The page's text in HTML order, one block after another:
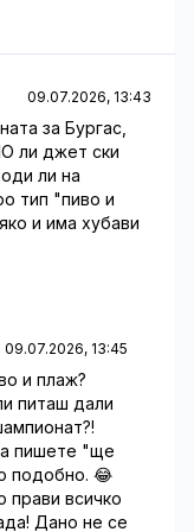
09.07.2026, 13:43
за Бургас,
ли джет ски
ли на
тип "пиво и
и има хубави
09.07.2026, 13:45
и плаж?
питаш дали
пишете "ще
подобно. 😂
прави всичко
Дано не се